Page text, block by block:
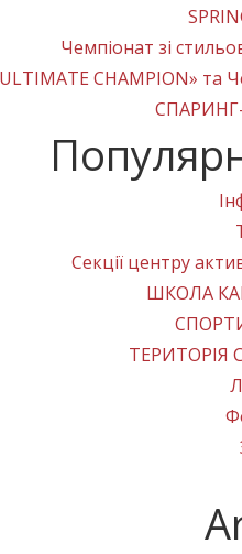
Чемпіонат зі
CHAMPION» та
СПАРИНГ-
Секції центру
ШКОЛА
ТЕРИТОРІЯ